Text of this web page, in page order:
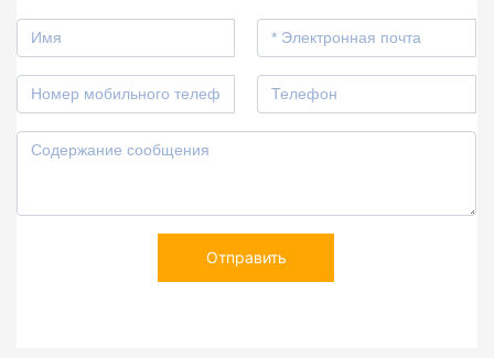
Отправить